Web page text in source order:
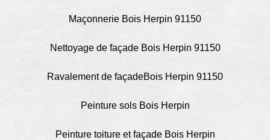
Maçonnerie Bois Herpin 91150
Nettoyage de façade Bois Herpin 91150
Ravalement de façadeBois Herpin 91150
Peinture sols Bois Herpin
Peinture toiture et façade Bois Herpin